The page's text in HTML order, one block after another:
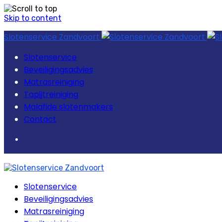
Skip to content
Slotenservice Zandvoort
Slotenservice
Beveiligingsadvies
Matrasreiniging
Tapijtreiniging
Malafide slotenmakers
Contact
Slotenservice
Beveiligingsadvies
Matrasreiniging